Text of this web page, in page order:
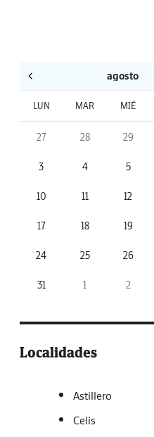
LUN MAR MIÉ
27 28 29
3 4 5
10 11 12
17 18 19
24 25 26
31 1 2
Localidades
Astillero
Celis